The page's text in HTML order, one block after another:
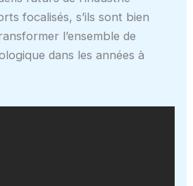
focalisés, s’ils sont bien
l’ensemble de
dans les années à